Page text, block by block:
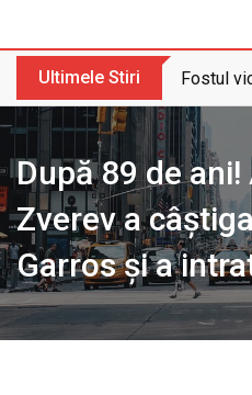
Ultimele Stiri Fostul
După 89 de
Zverev a
Garros și a